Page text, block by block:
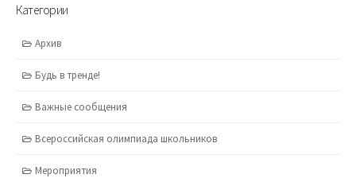
Категории
Архив
Будь в тренде!
Важные сообщения
Всероссийская олимпиада школьников
Мероприятия